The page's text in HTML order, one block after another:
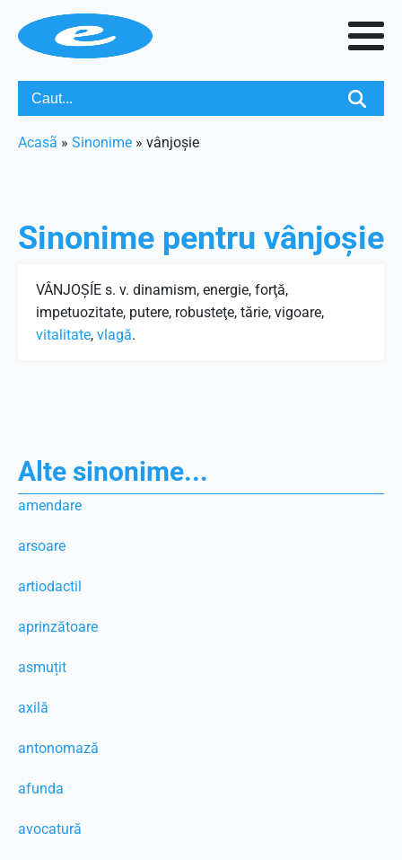
Acasã » Sinonime » vânjoșie
Sinonime pentru vânjoșie
VÂNJOŞÍE s. v. dinamism, energie, forţă,
impetuozitate, putere, robusteţe, tărie, vigoare,
vitalitate, vlagă.
Alte sinonime...
amendare
arsoare
artiodactil
aprinzătoare
asmuțit
axilă
antonomază
afunda
avocatură